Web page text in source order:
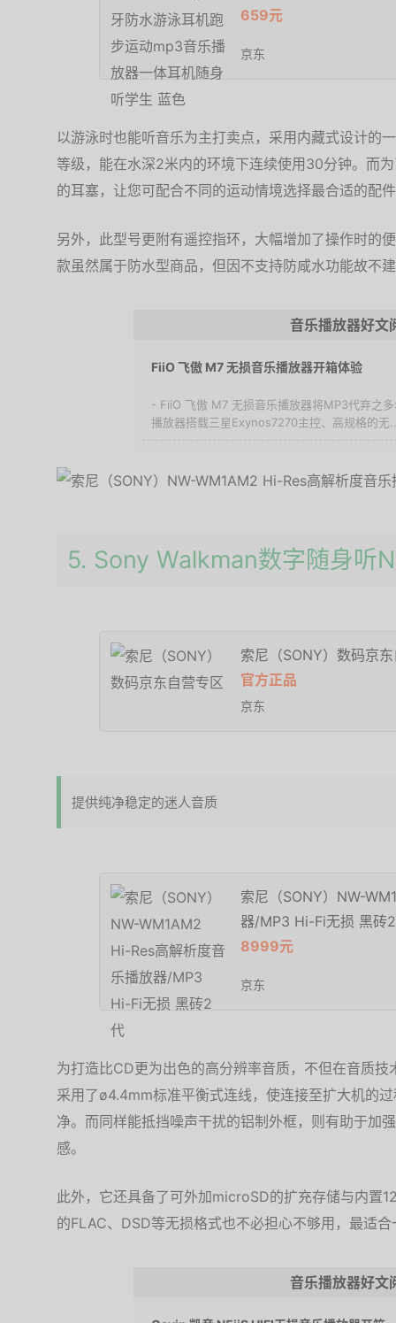
659元
京东
以游泳时也能听音乐为主打卖点，采用内藏式设计的
等级，能在水深2米内的环境下连续使用30分钟。而
的耳塞，让您可配合不同的运动情境选择最合适的配
另外，此型号更附有遥控指环，大幅增加了操作时的
款虽然属于防水型商品，但因不支持防咸水功能故不
音乐播放器好文
FiiO 飞傲 M7 无损音乐播放器开箱体验
- FiiO 飞傲 M7 无损音乐播放器将MP3代弃之
播放器搭载三星Exynos7270主控、高规格的无
5. Sony Walkman数字随身听
索尼（SONY）数码京
官方正品
京东
提供纯净稳定的迷人音质
索尼（SONY）NW-
器/MP3 Hi-Fi无损 黑砖
8999元
京东
为打造比CD更为出色的高分辨率音质，不但在音质
采用了ø4.4mm标准平衡式连线，使连接至扩大机的
净。而同样能抵挡噪声干扰的铝制外框，则有助于加
感。
此外，它还具备了可外加microSD的扩充存储与内置
的FLAC、DSD等无损格式也不必担心不够用，最适
音乐播放器好文